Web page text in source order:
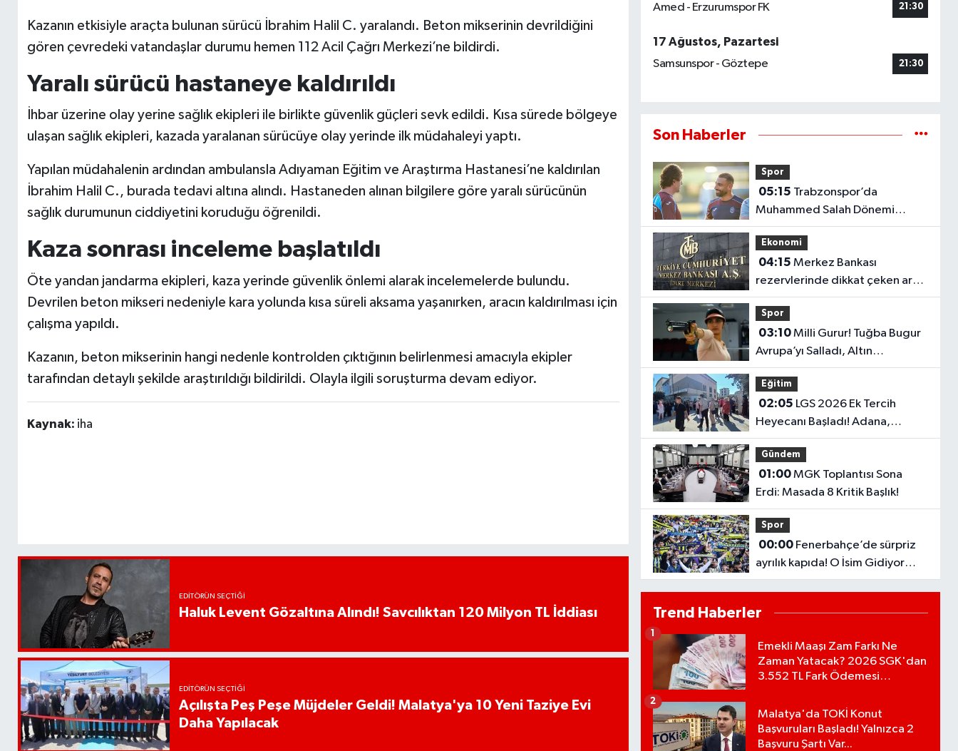
Kazanın etkisiyle araçta bulunan sürücü İbrahim Halil C. yaralandı. Beton mikserinin devrildiğini
gören çevredeki vatandaşlar durumu hemen 112 Acil Çağrı Merkezi’ne bildirdi.
Yaralı sürücü hastaneye kaldırıldı
İhbar üzerine olay yerine sağlık ekipleri ile birlikte güvenlik güçleri sevk edildi. Kısa sürede bölgeye
ulaşan sağlık ekipleri, kazada yaralanan sürücüye olay yerinde ilk müdahaleyi yaptı.
Yapılan müdahalenin ardından ambulansla Adıyaman Eğitim ve Araştırma Hastanesi’ne kaldırılan
İbrahim Halil C., burada tedavi altına alındı. Hastaneden alınan bilgilere göre yaralı sürücünün
sağlık durumunun ciddiyetini koruduğu öğrenildi.
Kaza sonrası inceleme başlatıldı
Öte yandan jandarma ekipleri, kaza yerinde güvenlik önlemi alarak incelemelerde bulundu.
Devrilen beton mikseri nedeniyle kara yolunda kısa süreli aksama yaşanırken, aracın kaldırılması için
çalışma yapıldı.
Kazanın, beton mikserinin hangi nedenle kontrolden çıktığının belirlenmesi amacıyla ekipler
tarafından detaylı şekilde araştırıldığı bildirildi. Olayla ilgili soruşturma devam ediyor.
Kaynak: iha
EDITÖRÜN SEÇTIĞI
Haluk Levent Gözaltına Alındı! Savcılıktan 120 Milyon TL İddiası
EDITÖRÜN SEÇTIĞI
Açılışta Peş Peşe Müjdeler Geldi! Malatya'ya 10 Yeni Taziye Evi
Daha Yapılacak
Amed - Erzurumspor FK 21:30
17 Ağustos, Pazartesi
Samsunspor - Göztepe
21:30
Son Haberler
Spor
05:15
Muhammed Salah Dönemi
Başladı! Yıldız Futbolcu İlk
Antrenmanına Çıktı..
Ekonomi
04:15
rezervlerinde dikkat çeken artış!
1 haftada 1,8 milyar dolar
yükseldi..
Spor
03:10Milli Gurur! Tuğba Bugur
Avrupa’yı Salladı, Altın
Madalyayı Türkiye’ye Getirdi..
Eğitim
02:05
Heyecanı Başladı! Adana,
Şanlıurfa ve Gaziantep Lise
Taban Puanları..
Gündem
01:00MGK Toplantısı Sona
Erdi: Masada 8 Kritik Başlık!
Spor
00:00Fenerbahçe’de sürpriz
ayrılık kapıda! O İsim Gidiyor
mu?
Trend Haberler
Emekli Maaşı Zam Farkı Ne
Zaman Yatacak? 2026 SGK'dan
3.552 TL Fark Ödemesi
1
Malatya'da TOKİ Konut
Başvuruları Başladı! Yalnızca 2
Başvuru Şartı Var...
2